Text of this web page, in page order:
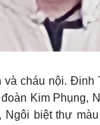
cháu nội.
Kim Phụng,
biệt thự